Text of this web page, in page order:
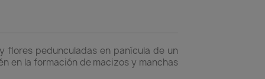
flores pedunculadas en panícula de un
en la formación de macizos y manchas